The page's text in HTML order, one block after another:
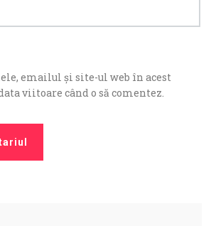
emailul și site-ul web în acest
viitoare când o să comentez.